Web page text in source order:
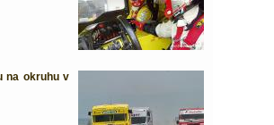
na okruhu v